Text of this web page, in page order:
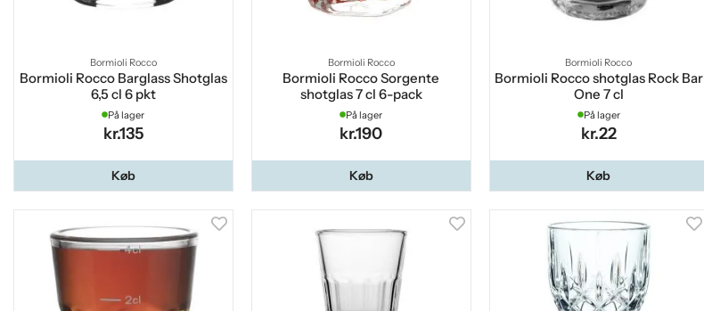
Bormioli Rocco
Bormioli Rocco Barglass Shotglas
6,5 cl 6 pkt
På lager
kr.135
Køb
Bormioli Rocco
Bormioli Rocco Sorgente
shotglas 7 cl 6-pack
På lager
kr.190
Køb
Bormioli Rocco
Bormioli Rocco shotglas Rock Bar
One 7 cl
På lager
kr.22
Køb